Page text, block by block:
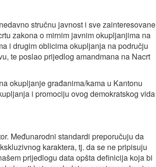
stručnu javnost i sve zainteresovane
zakona o mirnim javnim okupljanjima na
i drugim oblicima okupljanja na području
te poslao prijedlog amandmana na Nacrt
okupljanje građanima/kama u Kantonu
i promociju ovog demokratskog vida
Međunarodni standardi preporučuju da
karaktera, tj. da se ne pripisuju
prijedlogu data opšta definicija koja bi